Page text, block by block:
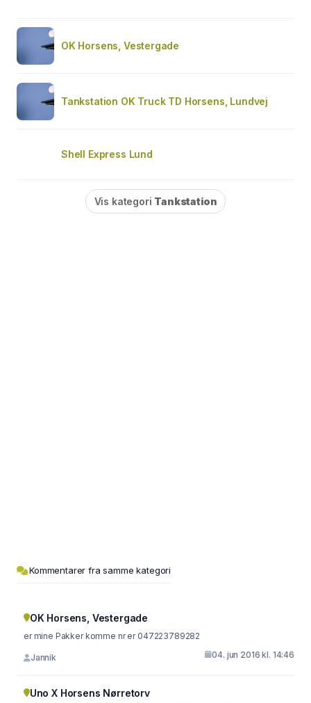
OK Horsens, Vestergade
Tankstation OK Truck TD Horsens, Lundvej
Shell Express Lund
Vis kategori Tankstation
Kommentarer fra samme kategori
OK Horsens, Vestergade
er mine Pakker komme nr er 047223789282
Jannik 04. jun 2016 kl. 14:46
Uno X Horsens Nørretorv